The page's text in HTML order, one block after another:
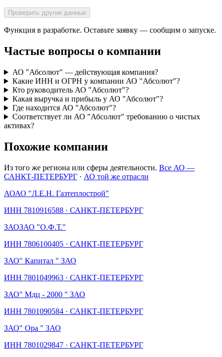
Проверить другие данные
Функция в разработке. Оставьте заявку — сообщим о запуске.
Частые вопросы о компании
АО "Абсолют" — действующая компания?
Какие ИНН и ОГРН у компании АО "Абсолют"?
Кто руководитель АО "Абсолют"?
Какая выручка и прибыль у АО "Абсолют"?
Где находится АО "Абсолют"?
Соответствует ли АО "Абсолют" требованию о чистых
активах?
Похожие компании
Из того же региона или сферы деятельности. Все АО —
САНКТ-ПЕТЕРБУРГ · АО той же отрасли
АОАО "Л.Е.Н. Газтеплострой"
ИНН 7810916588 · САНКТ-ПЕТЕРБУРГ
ЗАОЗАО "О.Ф.Т."
ИНН 7806100405 · САНКТ-ПЕТЕРБУРГ
ЗАО" Капитал " ЗАО
ИНН 7801049963 · САНКТ-ПЕТЕРБУРГ
ЗАО" Мдц - 2000 " ЗАО
ИНН 7801090584 · САНКТ-ПЕТЕРБУРГ
ЗАО" Ора " ЗАО
ИНН 7801029847 · САНКТ-ПЕТЕРБУРГ